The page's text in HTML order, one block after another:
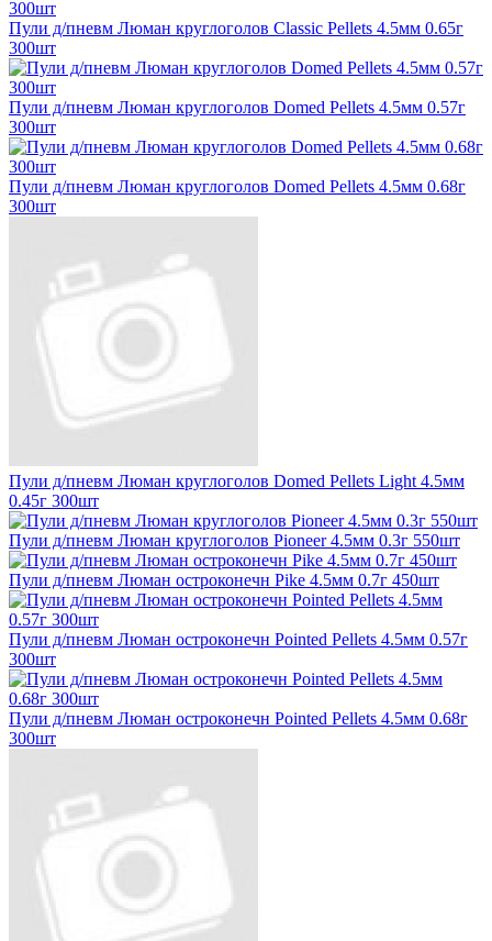
Пули д/пневм Люман круглоголов Classic Pellets 4.5мм 0.65г
300шт
Пули д/пневм Люман круглоголов Domed Pellets 4.5мм 0.57г
300шт
Пули д/пневм Люман круглоголов Domed Pellets 4.5мм 0.68г
300шт
Пули д/пневм Люман круглоголов Domed Pellets Light 4.5мм
0.45г 300шт
Пули д/пневм Люман круглоголов Pioneer 4.5мм 0.3г 550шт
Пули д/пневм Люман остроконечн Pike 4.5мм 0.7г 450шт
Пули д/пневм Люман остроконечн Pointed Pellets 4.5мм 0.57г
300шт
Пули д/пневм Люман остроконечн Pointed Pellets 4.5мм 0.68г
300шт